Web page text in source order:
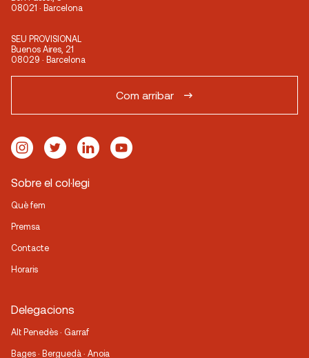
08021 · Barcelona
SEU PROVISIONAL
Buenos Aires, 21
08029 · Barcelona
Com arribar
Sobre el col·legi
Què fem
Premsa
Contacte
Horaris
Delegacions
Alt Penedès · Garraf
Bages · Berguedà · Anoia